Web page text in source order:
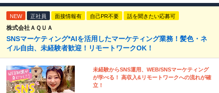
NEW 正社員 面接情報有 自己PR不要 話を聞きたい応募可
株式会社ＡＱＵＡ
SNSマーケティング*AIを活用したマーケティング業務！髪色・ネ
イル自由、未経験者歓迎！リモートワークOK！
未経験からSNS運用、WEB/SNSマーケティング
が学べる！ 高収入&リモートワークへの流れが確
立！